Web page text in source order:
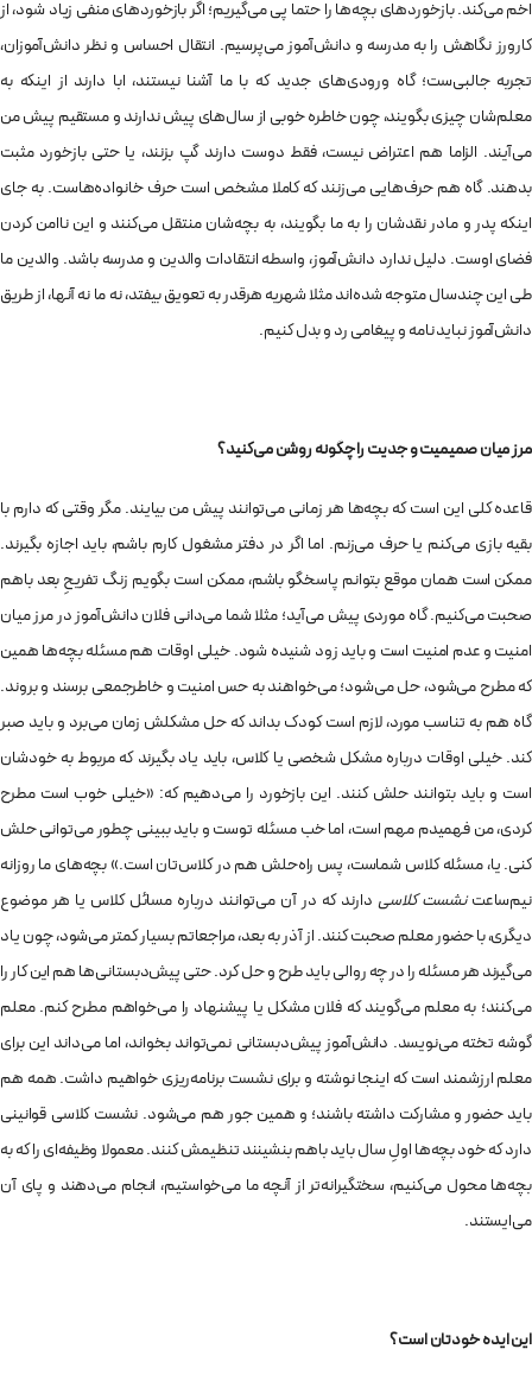
اخم می‌کند. بازخوردهای بچه‌ها را حتما پی می‌گیریم؛ اگر بازخوردهای منفی زیاد شود، از
کارورز نگاهش را به مدرسه و دانش‌آموز می‌پرسیم. انتقال احساس و نظر دانش‌آموزان،
تجربه جالبی‌ست؛ گاه ورودی‌های جدید که با ما آشنا نیستند، ابا دارند از اینکه به
معلم‌شان چیزی بگویند، چون خاطره خوبی از سال‌های پیش ندارند و مستقیم پیش من
می‌آیند. الزاما هم اعتراض نیست، فقط دوست دارند گپ بزنند، یا حتی بازخورد مثبت
بدهند. گاه هم حرف‌هایی می‌زنند که کاملا مشخص است حرف خانواده‌هاست. به جای
اینکه پدر و مادر نقدشان را به ما بگویند، به بچه‌شان منتقل می‌کنند و این ناامن کردن
فضای اوست. دلیل ندارد دانش‌آموز، واسطه انتقادات والدین و مدرسه باشد. والدین ما
طی این چندسال متوجه شده‌اند مثلا شهریه هرقدر به تعویق بیفتد، نه ما نه آنها، از طریق
دانش‌آموز نباید نامه و پیغامی رد و بدل کنیم.
مرز میان صمیمیت و جدیت را چگونه روشن می‌کنید؟
قاعده کلی این است که بچه‌ها هر زمانی می‌توانند پیش من بیایند. مگر وقتی که دارم با
بقیه بازی می‌کنم یا حرف می‌زنم. اما اگر در دفتر مشغول کارم باشم، باید اجازه بگیرند.
ممکن است همان موقع بتوانم پاسخگو باشم، ممکن است بگویم زنگ تفریحِ بعد باهم
صحبت می‌کنیم. گاه موردی پیش می‌آید؛ مثلا شما می‌دانی فلان دانش‌آموز در مرز میان
امنیت و عدم امنیت است و باید زود شنیده شود. خیلی اوقات هم مسئله بچه‌ها همین
که مطرح می‌شود، حل می‌شود؛ می‌خواهند به حس امنیت و خاطرجمعی برسند و بروند.
گاه هم به تناسب مورد، لازم است کودک بداند که حل مشکلش زمان می‌برد و باید صبر
کند. خیلی اوقات درباره مشکل شخصی یا کلاس، باید یاد بگیرند که مربوط به خودشان
است و باید بتوانند حلش کنند. این بازخورد را می‌دهیم که: «خیلی خوب است مطرح
کردی، من فهمیدم مهم است، اما خب مسئله توست و باید ببینی چطور می‌توانی حلش
کنی. یا، مسئله کلاس شماست، پس راه‌حلش هم در کلاس‌تان است.» بچه‌های ما روزانه
نیم‌ساعتنشست کلاسیدارند که در آن می‌توانند درباره مسائل کلاس یا هر موضوع
دیگری، با حضور معلم صحبت کنند. از آذر به بعد، مراجعاتم بسیار کمتر می‌شود، چون یاد
می‌گیرند هر مسئله را در چه روالی باید طرح و حل کرد. حتی پیش‌دبستانی‌ها هم این کار را
می‌کنند؛ به معلم می‌گویند که فلان مشکل یا پیشنهاد را می‌خواهم مطرح کنم. معلم
گوشه تخته می‌نویسد. دانش‌آموز پیش‌دبستانی نمی‌تواند بخواند، اما می‌داند این برای
معلم ارزشمند است که اینجا نوشته و برای نشست برنامه‌ریزی خواهیم داشت. همه هم
باید حضور و مشارکت داشته باشند؛ و همین جور هم می‌شود. نشست کلاسی قوانینی
دارد که خود بچه‌ها اولِ سال باید باهم بنشینند تنظیمش کنند. معمولا وظیفه‌ای را که به
بچه‌ها محول می‌کنیم، سختگیرانه‌تر از آنچه ما می‌خواستیم، انجام می‌دهند و پای آن
می‌ایستند.
این ایده خودتان است؟